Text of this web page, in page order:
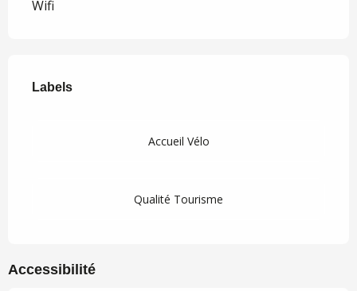
Wifi
Labels
Labels
Accueil Vélo
Qualité Tourisme
Accessibilité